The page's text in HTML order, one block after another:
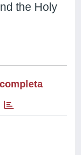
the Holy